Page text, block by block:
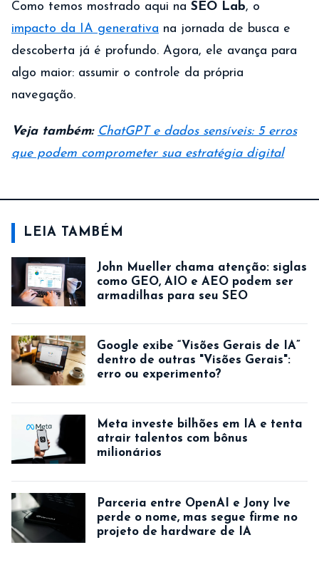
Como temos mostrado aqui na SEO Lab, o
impacto da IA generativa na jornada de busca e
descoberta já é profundo. Agora, ele avança para
algo maior: assumir o controle da própria
navegação.
Veja também: ChatGPT e dados sensíveis: 5 erros
que podem comprometer sua estratégia digital
LEIA TAMBÉM
John Mueller chama atenção: siglas
como GEO, AIO e AEO podem ser
armadilhas para seu SEO
Google exibe “Visões Gerais de IA”
dentro de outras "Visões Gerais":
erro ou experimento?
Meta investe bilhões em IA e tenta
atrair talentos com bônus
milionários
Parceria entre OpenAI e Jony Ive
perde o nome, mas segue firme no
projeto de hardware de IA